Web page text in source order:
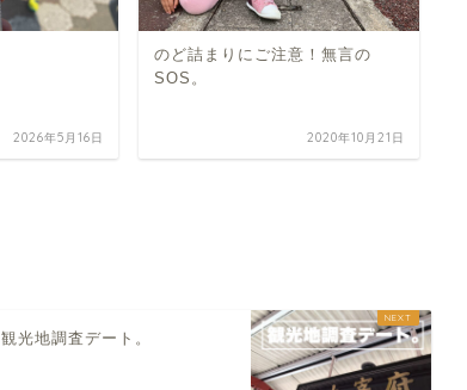
2026年5月16日
のど詰まりにご注意！無言の
SOS。
2020年10月21日
観光地調査デート。